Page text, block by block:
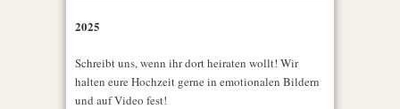
2025
Schreibt uns, wenn ihr dort heiraten wollt! Wir
halten eure Hochzeit gerne in emotionalen Bildern
und auf Video fest!